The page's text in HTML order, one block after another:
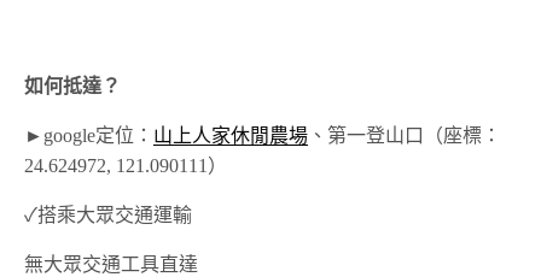
如何抵達？
►google定位： 山上人家休閒農場 、第一登山口（座標：
24.624972, 121.090111）
✓搭乘大眾交通運輸
無大眾交通工具直達